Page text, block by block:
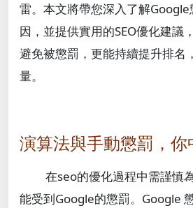
雷。本文將帶您深入了解
因，並提供實用的SEO優化建議
避免被懲罰，更能持續提升排名
量。
演算法與手動懲罰，你
在seo的優化過程中需謹慎
能受到Google的懲罰。Google